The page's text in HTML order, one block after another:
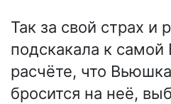
Так за свой страх и
подскакала к
расчёте, что
бросится на неё,